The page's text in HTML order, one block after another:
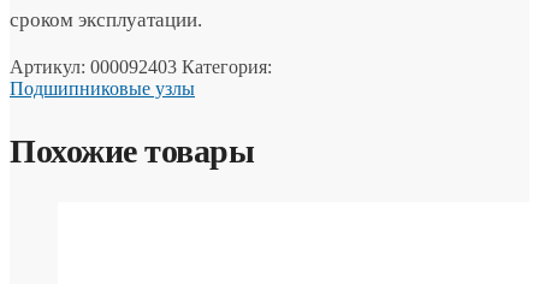
сроком эксплуатации.
Артикул: 000092403 Категория:
Подшипниковые узлы
Похожие товары